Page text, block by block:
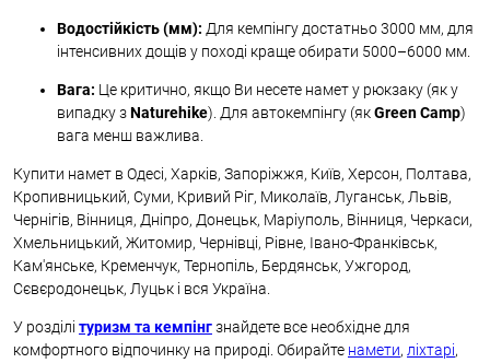
Водостійкість (мм): Для кемпінгу достатньо 3000 мм, для
інтенсивних дощів у поході краще обирати 5000–6000 мм.
Вага: Це критично, якщо Ви несете намет у рюкзаку (як у
випадку зNaturehike). Для автокемпінгу (якGreen Camp)
вага менш важлива.
Купити намет в Одесі, Харків, Запоріжжя, Київ, Херсон, Полтава,
Кропивницький, Суми, Кривий Ріг, Миколаїв, Луганськ, Львів,
Чернігів, Вінниця, Дніпро, Донецьк, Маріуполь, Вінниця, Черкаси,
Хмельницький, Житомир, Чернівці, Рівне, Івано-Франківськ,
Кам'янське, Кременчук, Тернопіль, Бердянськ, Ужгород,
Сєвєродонецьк, Луцьк і вся Україна.
У розділі туризм та кемпінгзнайдете все необхідне для
комфортного відпочинку на природі. Обирайте намети, ліхтарі,